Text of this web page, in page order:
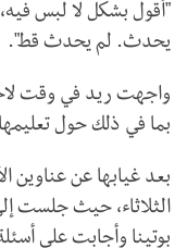
"أقول بشكل لا لبس
يحدث. لم يحدث قط".
واجهت ريد في وقت
بما في ذلك حول
بعد غيابها عن عناوين
الثلاثاء، حيث جلست
بوتينا وأجابت على